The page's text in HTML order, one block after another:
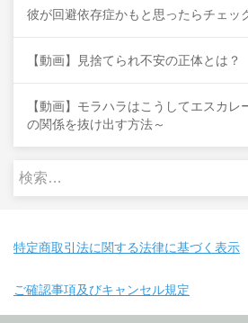
彼が回避依存症かもと思ったらチェッ
【動画】見捨てられ不安の正体とは？
【動画】モラハラはこうしてエスカレ
の関係を抜け出す方法～
検
特定商取引法に関する法律に基づく表示
ご確認事項及びキャンセル規定